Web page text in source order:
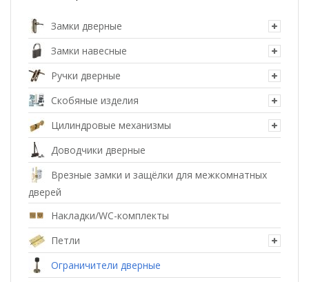
Замки дверные
Замки навесные
Ручки дверные
Скобяные изделия
Цилиндровые механизмы
Доводчики дверные
Врезные замки и защёлки для межкомнатных
дверей
Накладки/WC-комплекты
Петли
Ограничители дверные